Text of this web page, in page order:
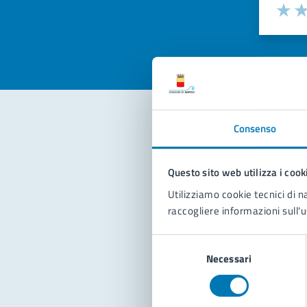
Consenso
Questo sito web utilizza i
Utilizziamo cookie tecnici di
raccogliere informazioni
Necessari
Valuta